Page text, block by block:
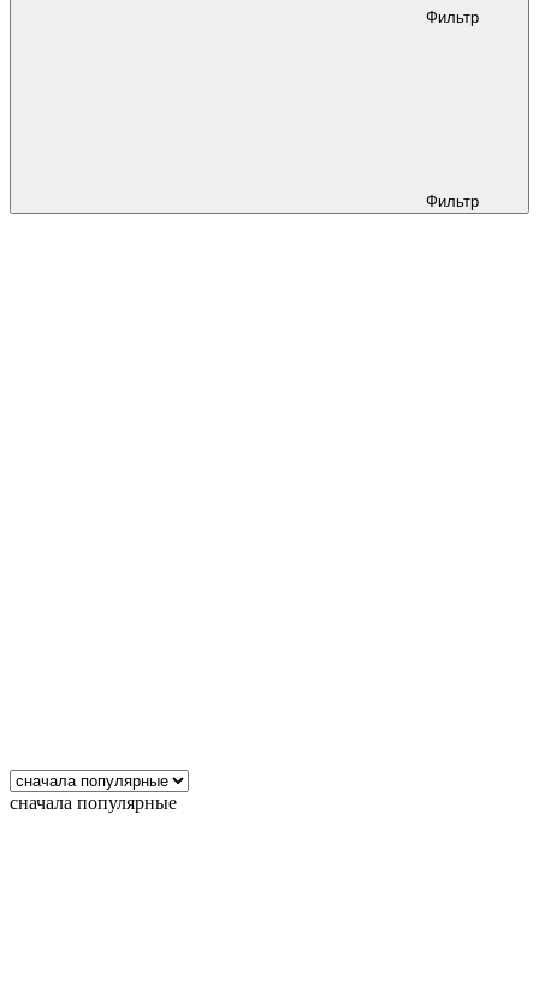
Фильтр
Фильтр
сначала популярные